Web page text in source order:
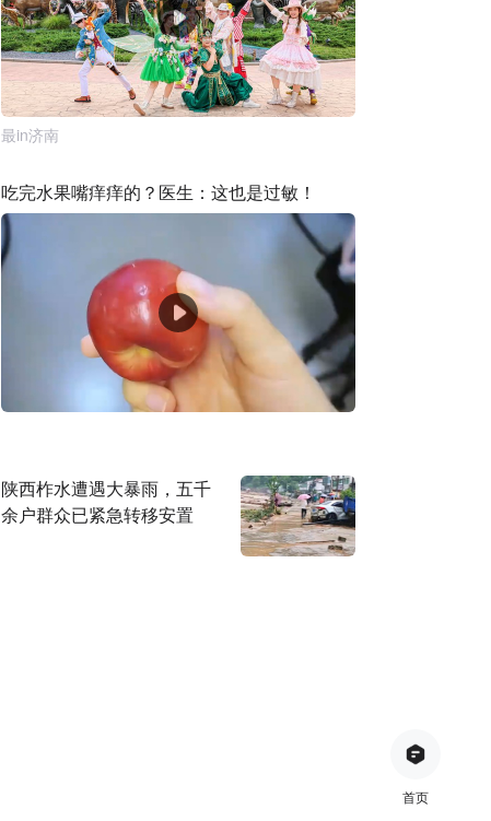
最in济南
吃完水果嘴痒痒的？医生：这也是过敏！
陕西柞水遭遇大暴雨，五千
余户群众已紧急转移安置
首页